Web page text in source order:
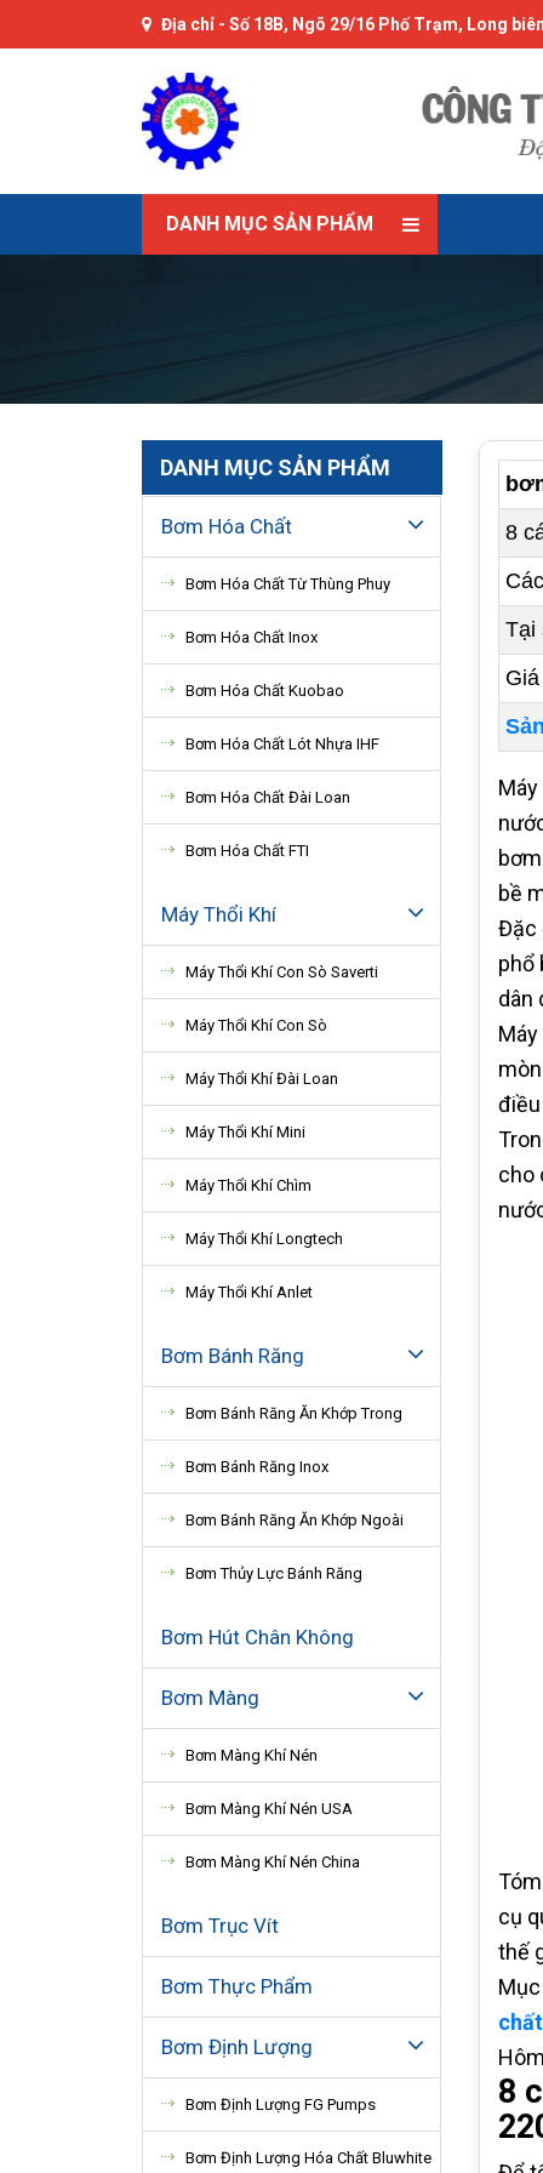
Địa chỉ - Số 18B, Ngõ 29/16 Phố Trạm, Long
DANH MỤC SẢN PHẨM
DANH MỤC SẢN PHẨM
Bơm Hóa Chất
Bơm Hóa Chất Từ Thùng Phuy
Bơm Hóa Chất Inox
Bơm Hóa Chất Kuobao
Bơm Hóa Chất Lót Nhựa IHF
Bơm Hóa Chất Đài Loan
Bơm Hóa Chất FTI
Máy Thổi Khí
Máy Thổi Khí Con Sò Saverti
Máy Thổi Khí Con Sò
Máy Thổi Khí Đài Loan
Máy Thổi Khí Mini
Máy Thổi Khí Chìm
Máy Thổi Khí Longtech
Máy Thổi Khí Anlet
Bơm Bánh Răng
Bơm Bánh Răng Ăn Khớp Trong
Bơm Bánh Răng Inox
Bơm Bánh Răng Ăn Khớp Ngoài
Bơm Thủy Lực Bánh Răng
Bơm Hút Chân Không
Bơm Màng
Bơm Màng Khí Nén
Bơm Màng Khí Nén USA
Bơm Màng Khí Nén China
Bơm Trục Vít
Bơm Thực Phẩm
Bơm Định Lượng
Bơm Định Lượng FG Pumps
Bơm Định Lượng Hóa Chất Bluwhite
8
Tại
bề
Đặc
phổ
dân
cho
cụ
thế
8